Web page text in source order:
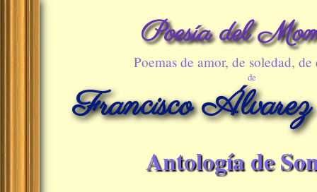
Poesía del
Poemas de amor, de soledad, de
de
Francisco
Antología de